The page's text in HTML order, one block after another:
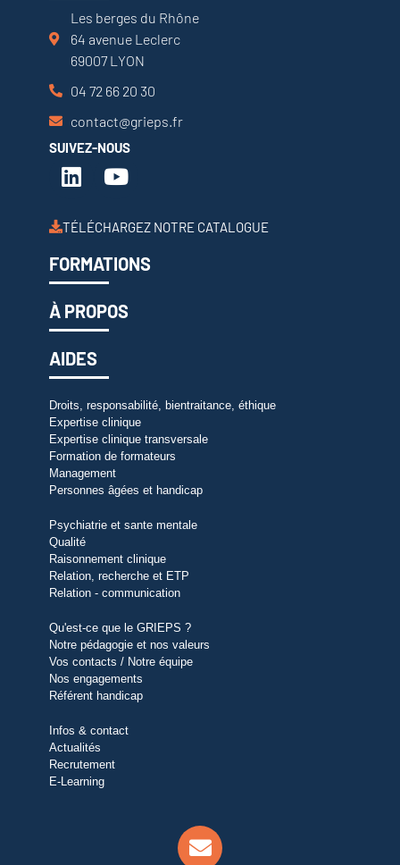
Les berges du Rhône
64 avenue Leclerc
69007 LYON
04 72 66 20 30
contact@grieps.fr
SUIVEZ-NOUS
TÉLÉCHARGEZ NOTRE CATALOGUE
FORMATIONS
À PROPOS
AIDES
Droits, responsabilité, bientraitance, éthique
Expertise clinique
Expertise clinique transversale
Formation de formateurs
Management
Personnes âgées et handicap
Psychiatrie et sante mentale
Qualité
Raisonnement clinique
Relation, recherche et ETP
Relation - communication
Qu'est-ce que le GRIEPS ?
Notre pédagogie et nos valeurs
Vos contacts / Notre équipe
Nos engagements
Référent handicap
Infos & contact
Actualités
Recrutement
E-Learning